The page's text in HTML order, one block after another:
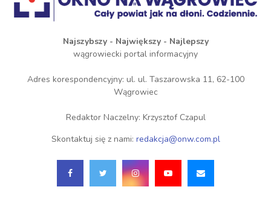
Najszybszy - Największy - Najlepszy
wągrowiecki portal informacyjny
Adres korespondencyjny: ul. ul. Taszarowska 11, 62-100
Wągrowiec
Redaktor Naczelny: Krzysztof Czapul
Skontaktuj się z nami: redakcja@onw.com.pl